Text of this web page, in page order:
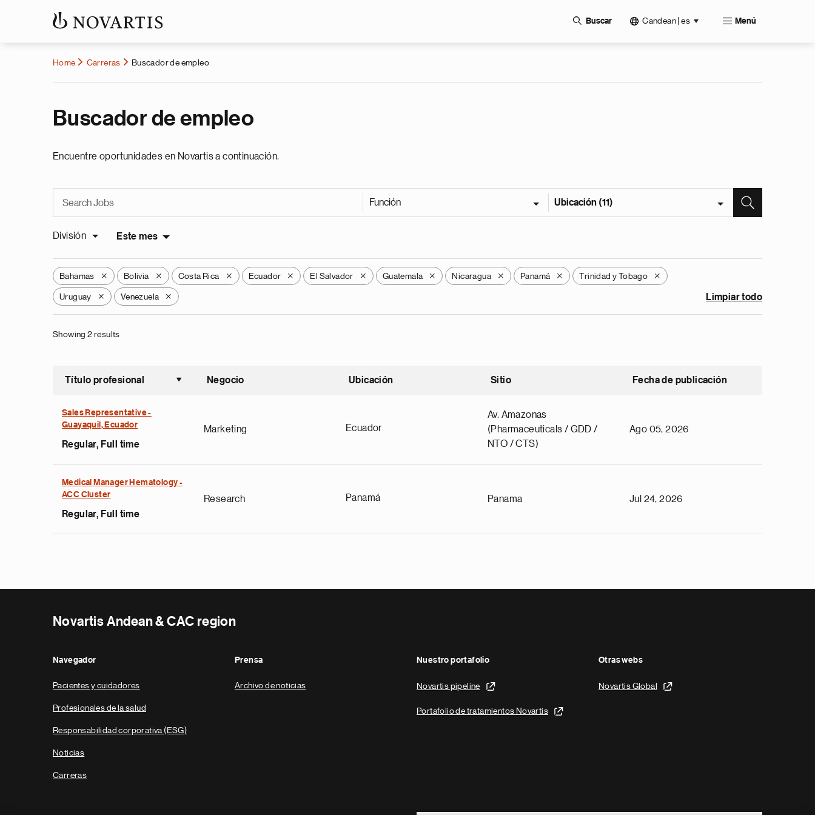
Buscar Candean | es Menú
Home Carreras Buscador de empleo
Buscador de empleo
Encuentre oportunidades en Novartis a continuación.
Función Ubicación (11)
División Este mes
Bahamas X Bolivia X Costa Rica X Ecuador X El Salvador X Guatemala X Nicaragua X Panamá X Trinidad y Tobago X
Uruguay X Venezuela X Limpiar todo
Showing 2 results
Título profesional
Ordenar ascendente
Negocio Ubicación Sitio Fecha de publicación
Sales Representative -
Guayaquil, Ecuador
Regular, Full time
Marketing Ecuador
Av. Amazonas
(Pharmaceuticals / GDD /
NTO / CTS)
Ago 05, 2026
Medical Manager Hematology -
ACC Cluster
Regular, Full time
Research Panamá Panama Jul 24, 2026
Novartis Andean & CAC region
Navegador
Pacientes y cuidadores
Profesionales de la salud
Responsabilidad corporativa (ESG)
Noticias
Carreras
Prensa
Archivo de noticias
Nuestro portafolio
Novartis pipeline
Portafolio de tratamientos Novartis
Otras webs
Novartis Global